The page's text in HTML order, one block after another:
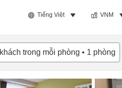
Tiếng Việt VNM
khách trong mỗi phòng • 1 phòng